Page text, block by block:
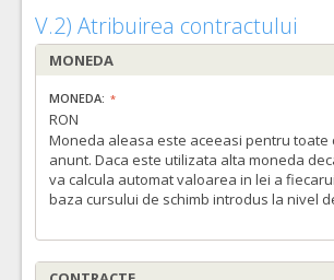
V.2) Atribuirea contractului
MONEDA
MONEDA:
RON
Moneda aleasa este aceeasi pentru toate
anunt. Daca este utilizata alta moneda
va calcula automat valoarea in lei a
baza cursului de schimb introdus la nivel